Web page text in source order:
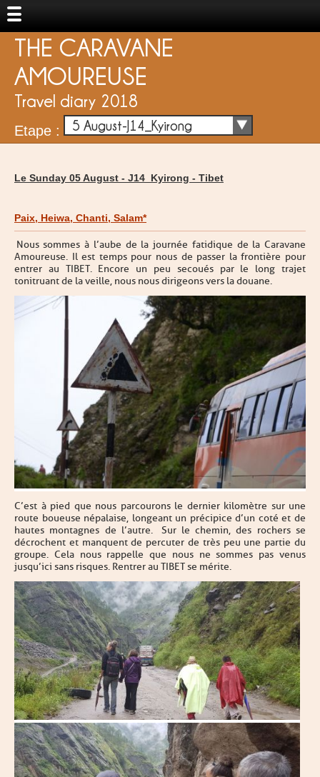
THE CARAVANE
AMOUREUSE
Travel diary 2018
Etape : 5 August-J14_Kyirong
Le Sunday 05 August - J14_Kyirong - Tibet
Paix, Heiwa, Chanti, Salam*
Nous sommes à l’aube de la journée fatidique de la Caravane
Amoureuse. Il est temps pour nous de passer la frontière pour
entrer au TIBET. Encore un peu secoués par le long trajet
tonitruant de la veille, nous nous dirigeons vers la douane.
C’est à pied que nous parcourons le dernier kilomètre sur une
route boueuse népalaise, longeant un précipice d’un coté et de
hautes montagnes de l’autre. Sur le chemin, des rochers se
décrochent et manquent de percuter de très peu une partie du
groupe. Cela nous rappelle que nous ne sommes pas venus
jusqu’ici sans risques. Rentrer au TIBET se mérite.